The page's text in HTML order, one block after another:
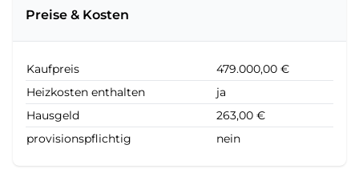
Preise & Kosten
Kaufpreis
479.000,00 €
Heizkosten enthalten
ja
Hausgeld
263,00 €
provisionspflichtig
nein